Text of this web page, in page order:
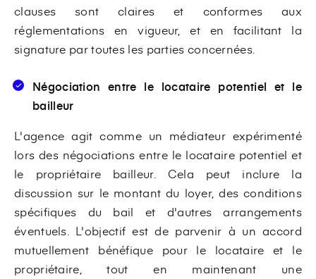
clauses sont claires et conformes aux
réglementations en vigueur, et en facilitant la
signature par toutes les parties concernées.
Négociation entre le locataire potentiel et le
bailleur
L'agence agit comme un médiateur expérimenté
lors des négociations entre le locataire potentiel et
le propriétaire bailleur. Cela peut inclure la
discussion sur le montant du loyer, des conditions
spécifiques du bail et d'autres arrangements
éventuels. L'objectif est de parvenir à un accord
mutuellement bénéfique pour le locataire et le
propriétaire, tout en maintenant une